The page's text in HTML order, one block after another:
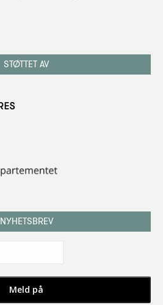
STØTTET AV
NYHETSBREV